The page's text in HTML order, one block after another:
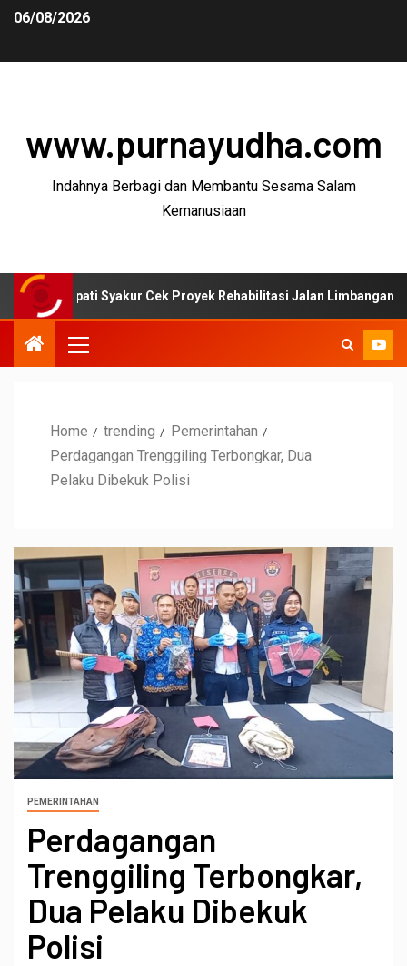
06/08/2026
www.purnayudha.com
Indahnya Berbagi dan Membantu Sesama Salam
Kemanusiaan
Syakur Cek Proyek Rehabilitasi Jalan Limbangan–Selaawi
Home trending
Pemerintahan
Perdagangan Trenggiling Terbongkar, Dua
Pelaku Dibekuk Polisi
PEMERINTAHAN
Perdagangan
Trenggiling Terbongkar,
Dua Pelaku Dibekuk
Polisi